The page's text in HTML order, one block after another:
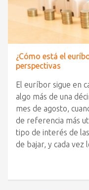
¿Cómo está el
perspectivas
El euríbor sigue en
algo más de una
mes de agosto,
de referencia más
tipo de interés de
de bajar, y cada vez